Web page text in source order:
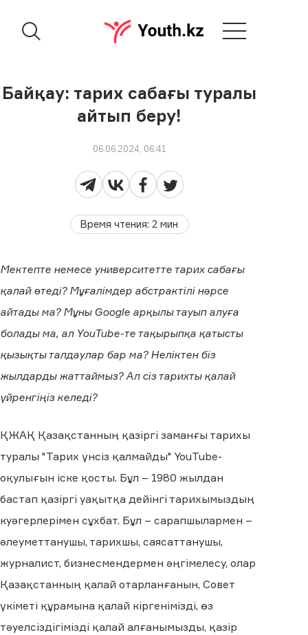
Байқау: тарих сабағы туралы
айтып беру!
06.06.2024, 06:41
Время чтения:2 мин
Мектепте немесе университетте тарих сабағы
қалай өтеді? Мұғалімдер абстрактілі нәрсе
айтады ма? Мұны Google арқылы тауып алуға
болады ма, ал YouTube-те тақырыпқа қатысты
қызықты талдаулар бар ма? Неліктен біз
жылдарды жаттаймыз? Ал сіз тарихты қалай
үйренгіңіз келеді?
ҚЖАҚ Қазақстанның қазіргі заманғы тарихы
туралы "Тарих үнсіз қалмайды" YouTube-
оқулығын іске қосты. Бұл – 1980 жылдан
бастап қазіргі уақытқа дейінгі тарихымыздың
куәгерлерімен сұхбат. Бұл – сарапшылармен –
әлеуметтанушы, тарихшы, саясаттанушы,
журналист, бизнесмендермен әңгімелесу, олар
Қазақстанның қалай отарланғанын, Совет
үкіметі құрамына қалай кіргенімізді, өз
тәуелсіздігімізді қалай алғанымызды, қазір